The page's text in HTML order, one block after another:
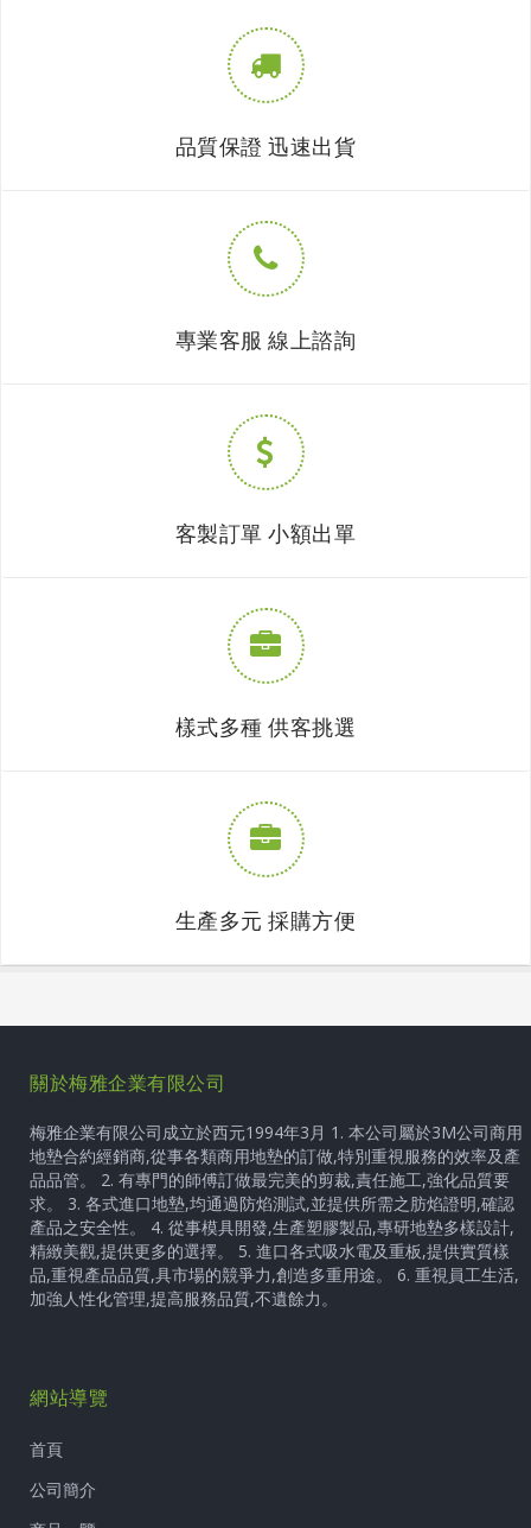
品質保證 迅速出貨
專業客服 線上諮詢
客製訂單 小額出單
樣式多種 供客挑選
生產多元 採購方便
關於梅雅企業有限公司
梅雅企業有限公司成立於西元1994年3月 1. 本公司屬於3M公司商用
地墊合約經銷商,從事各類商用地墊的訂做,特別重視服務的效率及產
品品管。 2. 有專門的師傅訂做最完美的剪裁,責任施工,強化品質要
求。 3. 各式進口地墊,均通過防焰測試,並提供所需之肪焰證明,確認
產品之安全性。 4. 從事模具開發,生產塑膠製品,專研地墊多樣設計,
精緻美觀,提供更多的選擇。 5. 進口各式吸水電及重板,提供實質樣
品,重視產品品質,具市場的競爭力,創造多重用途。 6. 重視員工生活,
加強人性化管理,提高服務品質,不遺餘力。
網站導覽
首頁
公司簡介